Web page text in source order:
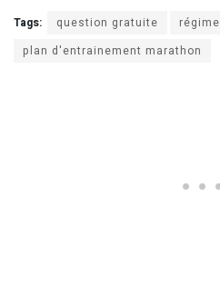
Tags: question gratuite
régime
plan d'entrainement marathon